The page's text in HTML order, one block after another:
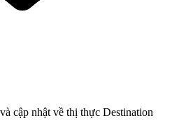
cập nhật về thị thực Destination